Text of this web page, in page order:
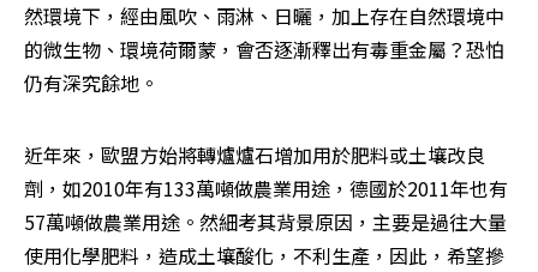
然環境下，經由風吹、雨淋、日曬，加上存在自然環境中
的微生物、環境荷爾蒙，會否逐漸釋出有毒重金屬？恐怕
仍有深究餘地。
近年來，歐盟方始將轉爐爐石增加用於肥料或土壤改良
劑，如2010年有133萬噸做農業用途，德國於2011年也有
57萬噸做農業用途。然細考其背景原因，主要是過往大量
使用化學肥料，造成土壤酸化，不利生產，因此，希望摻